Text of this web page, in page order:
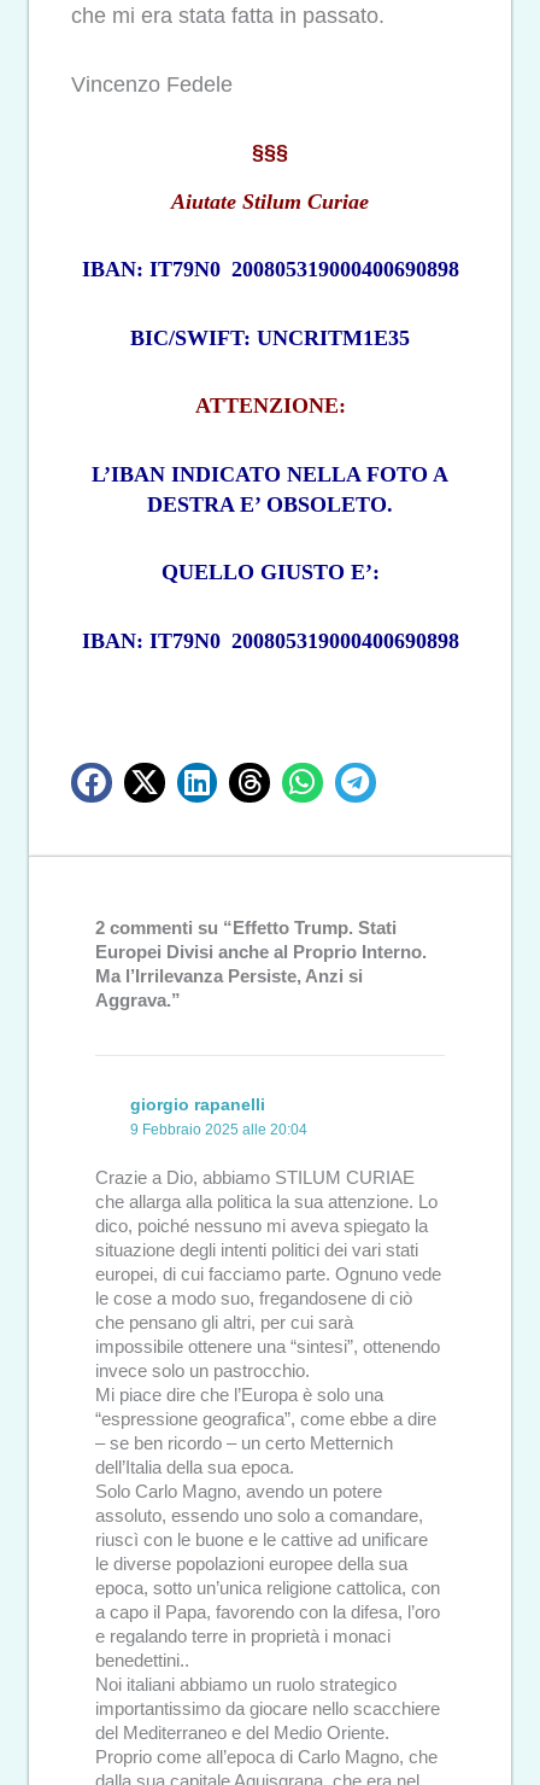
che mi era stata fatta in passato.
Vincenzo Fedele
§§§
Aiutate Stilum Curiae
IBAN: IT79N0 200805319000400690898
BIC/SWIFT: UNCRITM1E35
ATTENZIONE:
L’IBAN INDICATO NELLA FOTO A
DESTRA E’ OBSOLETO.
QUELLO GIUSTO E’:
IBAN: IT79N0 200805319000400690898
2 commenti su “Effetto Trump. Stati
Europei Divisi anche al Proprio Interno.
Ma l’Irrilevanza Persiste, Anzi si
Aggrava.”
giorgio rapanelli
9 Febbraio 2025 alle 20:04
Crazie a Dio, abbiamo STILUM CURIAE
che allarga alla politica la sua attenzione. Lo
dico, poiché nessuno mi aveva spiegato la
situazione degli intenti politici dei vari stati
europei, di cui facciamo parte. Ognuno vede
le cose a modo suo, fregandosene di ciò
che pensano gli altri, per cui sarà
impossibile ottenere una “sintesi”, ottenendo
invece solo un pastrocchio.
Mi piace dire che l’Europa è solo una
“espressione geografica”, come ebbe a dire
– se ben ricordo – un certo Metternich
dell’Italia della sua epoca.
Solo Carlo Magno, avendo un potere
assoluto, essendo uno solo a comandare,
riuscì con le buone e le cattive ad unificare
le diverse popolazioni europee della sua
epoca, sotto un’unica religione cattolica, con
a capo il Papa, favorendo con la difesa, l’oro
e regalando terre in proprietà i monaci
benedettini..
Noi italiani abbiamo un ruolo strategico
importantissimo da giocare nello scacchiere
del Mediterraneo e del Medio Oriente.
Proprio come all’epoca di Carlo Magno, che